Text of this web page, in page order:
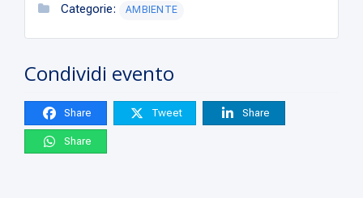
Categorie: AMBIENTE
Condividi evento
Share Tweet Share
Share